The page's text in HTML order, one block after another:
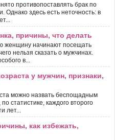
противопоставлять брак по
Однако здесь есть неточность: в
причины, что делать
женщину начинают посещать
нельзя сказать о мужчинах.
в...
у мужчин, признаки,
можно назвать беспощадным
статистике, каждого второго
лет...
как избежать,